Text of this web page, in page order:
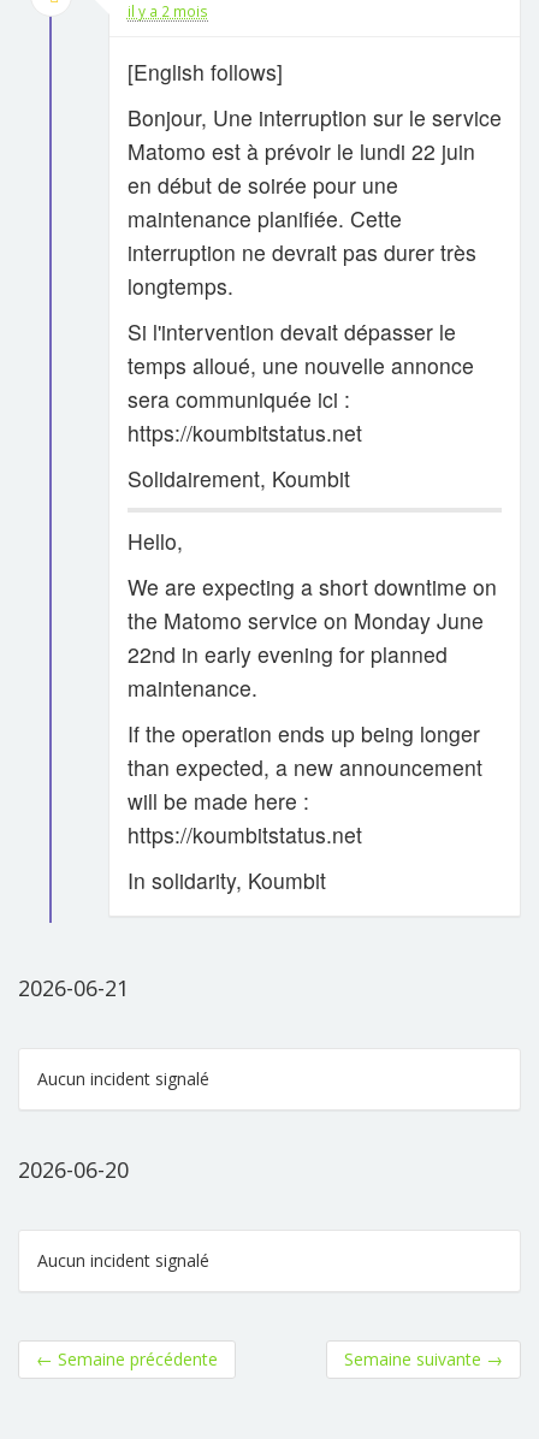
il y a 2 mois
[English follows]
Bonjour, Une interruption sur le service
Matomo est à prévoir le lundi 22 juin
en début de soirée pour une
maintenance planifiée. Cette
interruption ne devrait pas durer très
longtemps.
Si l'intervention devait dépasser le
temps alloué, une nouvelle annonce
sera communiquée ici :
https://koumbitstatus.net
Solidairement, Koumbit
Hello,
We are expecting a short downtime on
the Matomo service on Monday June
22nd in early evening for planned
maintenance.
If the operation ends up being longer
than expected, a new announcement
will be made here :
https://koumbitstatus.net
In solidarity, Koumbit
2026-06-21
Aucun incident signalé
2026-06-20
Aucun incident signalé
← Semaine précédente Semaine suivante →